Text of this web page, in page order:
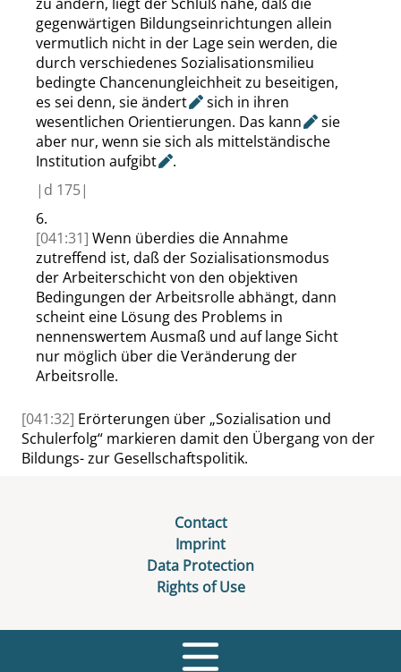
gegenwärtigen Bildungseinrichtungen allein
vermutlich nicht in der Lage sein werden, die
durch verschiedenes Sozialisationsmilieu
bedingte Chancenungleichheit zu beseitigen,
es sei denn, sieändert
sich in ihren
wesentlichen Orientierungen. Das kann
sie
aber nur, wenn sie sich als mittelständische
Institution aufgibt
.
| d 175|
6.
[041:31] Wenn überdies die Annahme
zutreffend ist, daß der Sozialisationsmodus
der Arbeiterschicht von den objektiven
Bedingungen der Arbeitsrolle abhängt, dann
scheint eine Lösung des Problems in
nennenswertem Ausmaß und auf lange Sicht
nur möglich über die Veränderung der
Arbeitsrolle.
[041:32] Erörterungen über „Sozialisation und
Schulerfolg“ markieren damit den Übergang von der
Bildungs- zur Gesellschaftspolitik.
Contact
Imprint
Data Protection
Rights of Use